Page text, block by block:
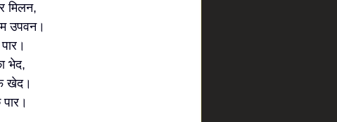
मिलन,
उपवन।
भेद,
खेद।